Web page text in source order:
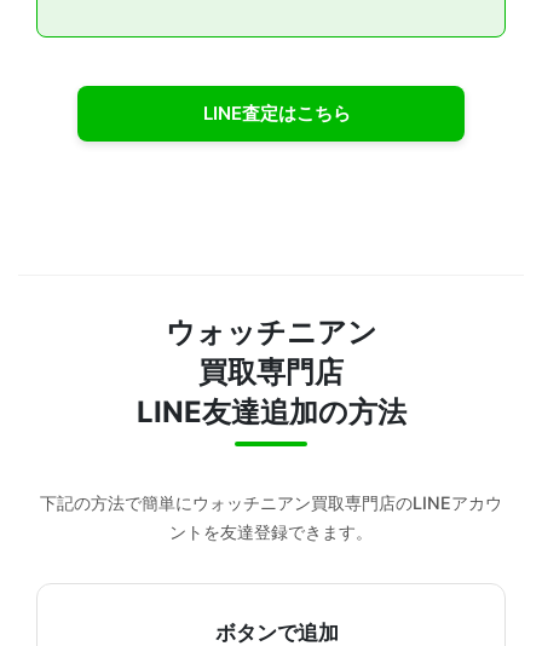
LINE査定はこちら
ウォッチニアン
買取専門店
LINE友達追加の方法
下記の方法で簡単にウォッチニアン買取専門店のLINEアカウ
ントを友達登録できます。
ボタンで追加